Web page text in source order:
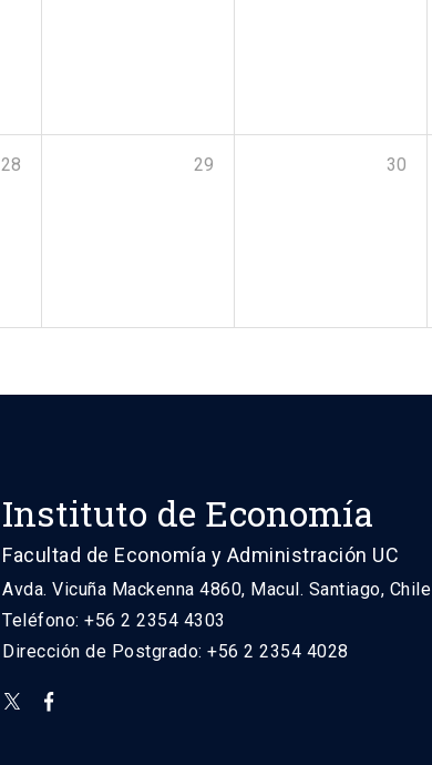
28 29 30
Instituto de Economía
Facultad de Economía y Administración UC
Avda. Vicuña Mackenna 4860, Macul. Santiago, Chile
Teléfono: +56 2 2354 4303
Dirección de Postgrado: +56 2 2354 4028